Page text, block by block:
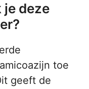
je deze
toe
geeft de